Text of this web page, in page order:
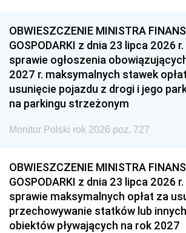
OBWIESZCZENIE MINISTRA
GOSPODARKI z dnia 23 lipca 2026 r.
sprawie ogłoszenia
2027 r. maksymalnych stawek
usunięcie pojazdu z drogi i jego
na parkingu strzeżonym
Monitor Polski rok 2026 poz. 727
OBWIESZCZENIE MINISTRA
GOSPODARKI z dnia 23 lipca 2026 r.
sprawie maksymalnych opłat za
przechowywanie statków lub innych
obiektów pływających na rok 2027